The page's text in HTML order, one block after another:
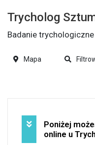
Poniżej
online u
Trycholog
Badanie
Mapa